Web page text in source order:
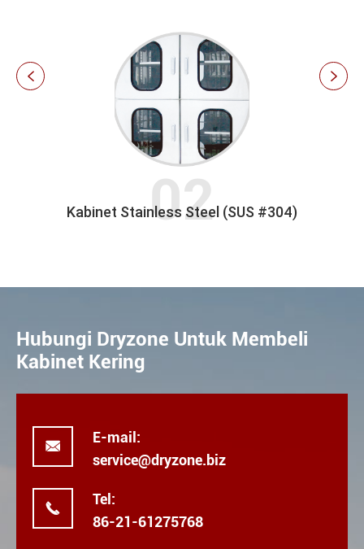
Slide Laci
 
Hubungi Dryzone Untuk Membeli
Kabinet Kering

E-mail:
service@dryzone.biz

Tel:
86-21-61275768